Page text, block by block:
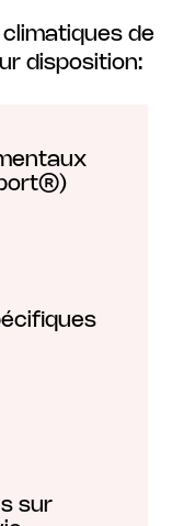
de
disposition:
sur